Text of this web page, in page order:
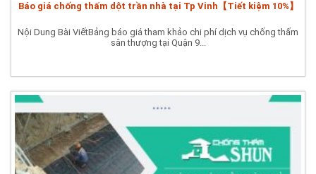
Báo giá chống thấm dột trần nhà tại Tp Vinh【Tiết kiệm 10%】
Nội Dung Bài ViếtBảng báo giá tham khảo chi phí dịch vụ chống thấm
sân thượng tại Quận 9...